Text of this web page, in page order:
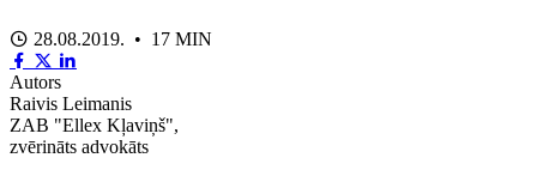
28.08.2019. • 17 MIN
Autors
Raivis Leimanis
ZAB "Ellex Kļaviņš",
zvērināts advokāts